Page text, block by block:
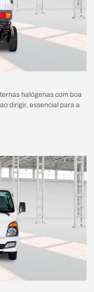
halógenas com boa
dirigir, essencial para a